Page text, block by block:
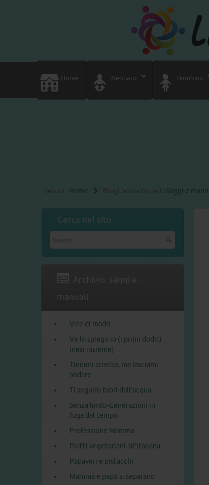
Home Neonato Bambino
Sei qui: Home Blog L'abbiamo letto Saggi e
Cerca nel sito
manuali
Vite di madri
Ve lo spiego io (i primi dodici
mesi insieme)
Tienimi stretto, ma lasciami
andare
Ti seguirò fuori dall'acqua
Senza limiti-Generazioni in
fuga dal tempo
Professione Mamma
Piatti vegetariani all’italiana
Papaveri e pistacchi
Mamma e papà si separano